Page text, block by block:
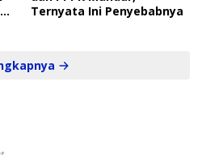
Ternyata Ini Penyebabnya